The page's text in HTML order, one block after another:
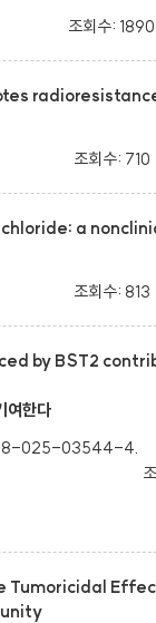
조회수: 1890
조회수: 710
a
조회수: 813
by BST2
여한다
025-03544-4.
Tumoricidal